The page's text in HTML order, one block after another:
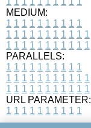
MEDIUM:
1 1 1 1 1 1 1 1 1 1
1 1 1 1 1 1 1 1 1 1 1
1 1 1 1 1 1 1 1 1 1 1
PARALLELS:
1 1 1 1 1 1 1 1 1 1
1 1 1 1 1 1 1 1 1 1 1
1 1 1 1 1 1 1 1 1 1 1
URL PARAMETER:
1 1 1 1 1 1 1 1 1 1